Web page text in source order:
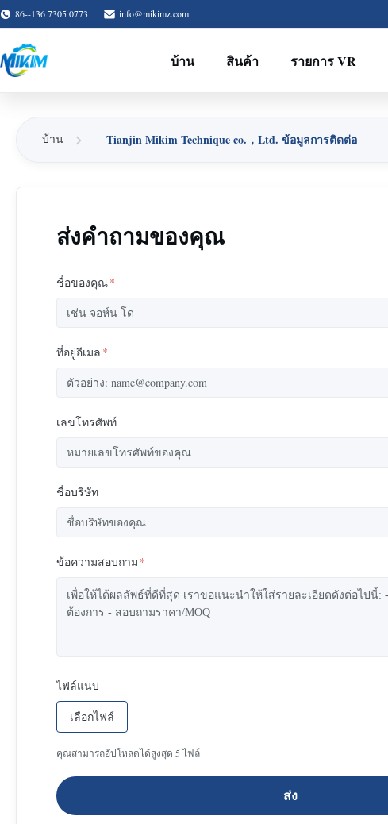
86--136 7305 0773 info@mikimz.com
บ้าน สินค้า รายการ VR
บ้าน Tianjin Mikim Technique co.，Ltd. ข้อมูลการติดต่อ
ส่งคำถามของคุณ
ชื่อของคุณ*
ที่อยู่อีเมล *
เลขโทรศัพท์
ชื่อบริษัท
ข้อความสอบถาม *
ไฟล์แนบ
เลือกไฟล์
คุณสามารถอัปโหลดได้สูงสุด 5 ไฟล์
ส่ง